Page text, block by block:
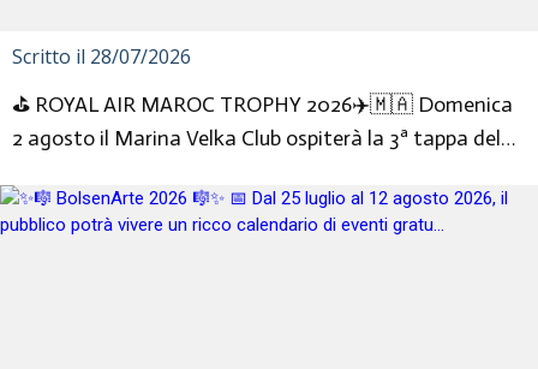
Scritto il 28/07/2026
⛳️ ROYAL AIR MAROC TROPHY 2026✈️🇲🇦 Domenica
2 agosto il Marina Velka Club ospiterà la 3ª tappa del